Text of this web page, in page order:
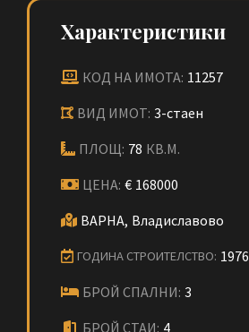
Характеристики
КОД НА ИМОТА: 11257
ВИД ИМОТ: 3-стаен
ПЛОЩ: 78 КВ.М.
ЦЕНА: € 168000
ВАРНА, Владиславово
ГОДИНА СТРОИТЕЛСТВО: 1976
БРОЙ СПАЛНИ: 3
БРОЙ СТАИ: 4